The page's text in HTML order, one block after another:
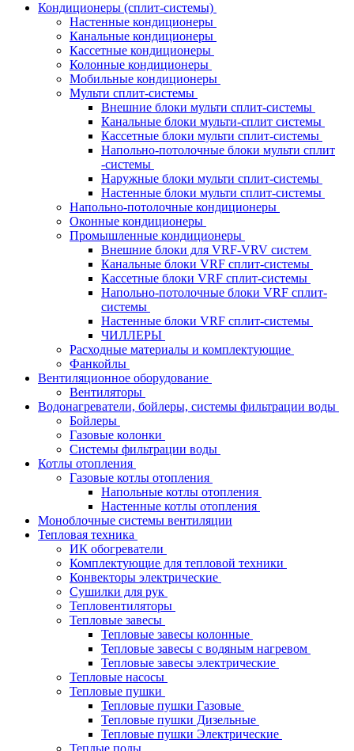
Кондиционеры (сплит-системы)
Настенные кондиционеры
Канальные кондиционеры
Кассетные кондиционеры
Колонные кондиционеры
Мобильные кондиционеры
Мульти сплит-системы
Внешние блоки мульти сплит-системы
Канальные блоки мульти-сплит системы
Кассетные блоки мульти сплит-системы
Напольно-потолочные блоки мульти сплит
-системы
Наружные блоки мульти сплит-системы
Настенные блоки мульти сплит-системы
Напольно-потолочные кондиционеры
Оконные кондиционеры
Промышленные кондиционеры
Внешние блоки для VRF-VRV систем
Канальные блоки VRF сплит-системы
Кассетные блоки VRF сплит-системы
Напольно-потолочные блоки VRF сплит-
системы
Настенные блоки VRF сплит-системы
ЧИЛЛЕРЫ
Расходные материалы и комплектующие
Фанкойлы
Вентиляционное оборудование
Вентиляторы
Водонагреватели, бойлеры, системы фильтрации воды
Бойлеры
Газовые колонки
Системы фильтрации воды
Котлы отопления
Газовые котлы отопления
Напольные котлы отопления
Настенные котлы отопления
Моноблочные системы вентиляции
Тепловая техника
ИК обогреватели
Комплектующие для тепловой техники
Конвекторы электрические
Сушилки для рук
Тепловентиляторы
Тепловые завесы
Тепловые завесы колонные
Тепловые завесы с водяным нагревом
Тепловые завесы электрические
Тепловые насосы
Тепловые пушки
Тепловые пушки Газовые
Тепловые пушки Дизельные
Тепловые пушки Электрические
Теплые полы